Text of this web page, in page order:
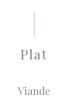
Plat
Viande